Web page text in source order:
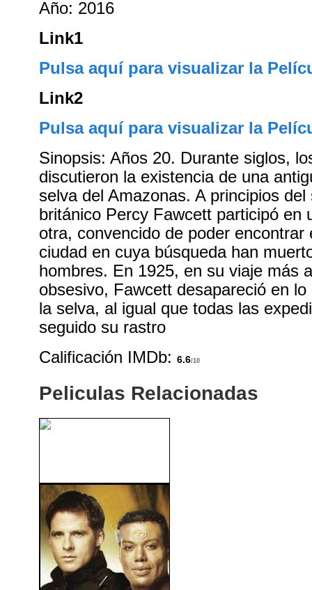
Año: 2016
Link1
Pulsa aquí para visualizar la
Link2
Pulsa aquí para visualizar la
Sinopsis: Años 20. Durante siglos,
discutieron la existencia de una
selva del Amazonas. A principios
británico Percy Fawcett participó en
otra, convencido de poder encontrar
ciudad en cuya búsqueda han
hombres. En 1925, en su viaje más
obsesivo, Fawcett desapareció en
la selva, al igual que todas las
seguido su rastro
Calificación IMDb:6.6/10
Peliculas Relacionadas